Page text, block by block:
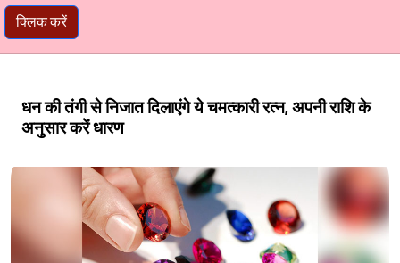
क्लिक करें
धन की तंगी से निजात दिलाएंगे ये चमत्कारी रत्न, अपनी राशि के
अनुसार करें धारण